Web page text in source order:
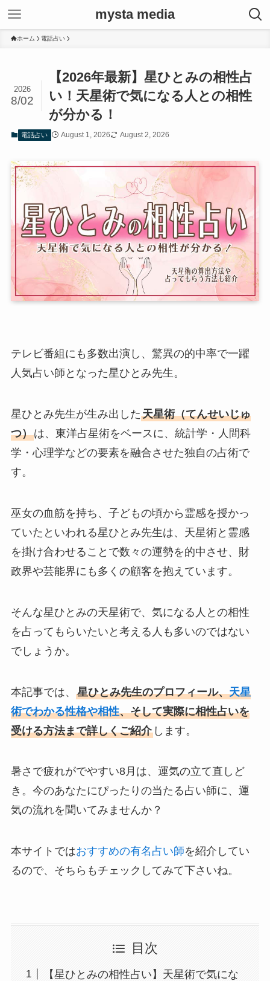
mysta media
ホーム 電話占い
【2026年最新】星ひとみの相性占
い！天星術で気になる人との相性
が分かる！
2026
8/02
電話占い August 1, 2026 August 2, 2026
テレビ番組にも多数出演し、驚異の的中率で一躍
人気占い師となった星ひとみ先生。
星ひとみ先生が生み出した天星術（てんせいじゅ
つ）は、東洋占星術をベースに、統計学・人間科
学・心理学などの要素を融合させた独自の占術で
す。
巫女の血筋を持ち、子どもの頃から霊感を授かっ
ていたといわれる星ひとみ先生は、天星術と霊感
を掛け合わせることで数々の運勢を的中させ、財
政界や芸能界にも多くの顧客を抱えています。
そんな星ひとみの天星術で、気になる人との相性
を占ってもらいたいと考える人も多いのではない
でしょうか。
本記事では、 星ひとみ先生のプロフィール、天星
術でわかる性格や相性、そして実際に相性占いを
受ける方法まで詳しくご紹介します。
暑さで疲れがでやすい8月は、運気の立て直しど
き。今のあなたにぴったりの当たる占い師に、運
気の流れを聞いてみませんか？
本サイトではおすすめの有名占い師を紹介してい
るので、そちらもチェックしてみて下さいね。
目次
【星ひとみの相性占い】天星術で気にな